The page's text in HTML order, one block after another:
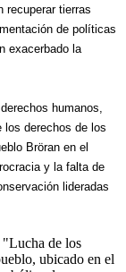
recuperar tierras
de políticas
exacerbado la
humanos,
los derechos de los
Bröran en el
y la falta de
lideradas